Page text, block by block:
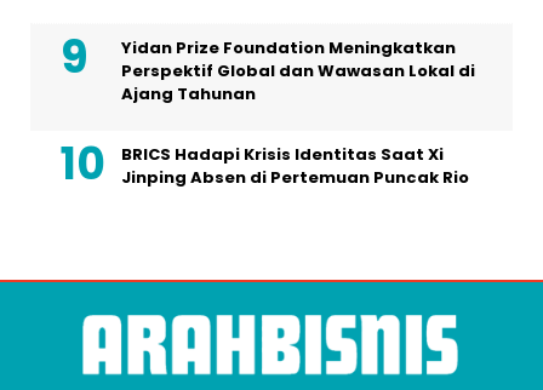
Yidan Prize Foundation Meningkatkan
Perspektif Global dan Wawasan Lokal di
Ajang Tahunan
BRICS Hadapi Krisis Identitas Saat Xi
Jinping Absen di Pertemuan Puncak Rio